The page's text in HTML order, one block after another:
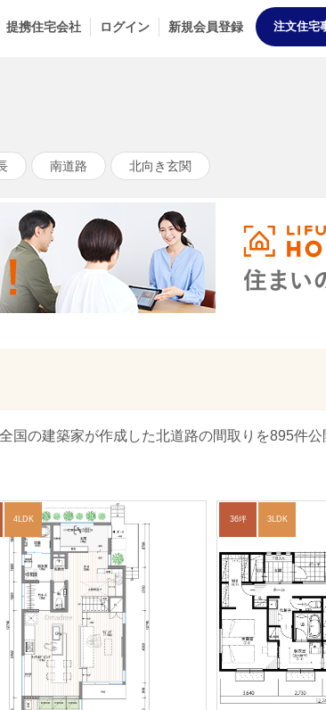
提携住宅会社 ログイン 新規会員登録 注文住宅
南道路 北向き玄関
国の建築家が作成した北道路の間取りを895件
4LDK 36坪 3LDK